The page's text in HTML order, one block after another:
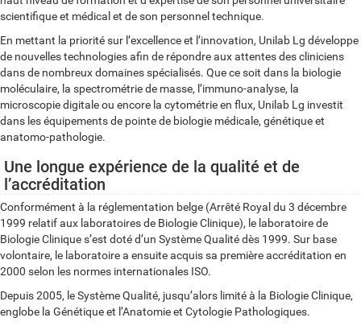
scientifique et médical et de son personnel technique.
En mettant la priorité sur l’excellence et l’innovation, Unilab Lg développe
de nouvelles technologies afin de répondre aux attentes des cliniciens
dans de nombreux domaines spécialisés. Que ce soit dans la biologie
moléculaire, la spectrométrie de masse, l’immuno-analyse, la
microscopie digitale ou encore la cytométrie en flux, Unilab Lg investit
dans les équipements de pointe de biologie médicale, génétique et
anatomo-pathologie.
Une longue expérience de la qualité et de
l’accréditation
Conformément à la réglementation belge (Arrêté Royal du 3 décembre
1999 relatif aux laboratoires de Biologie Clinique), le laboratoire de
Biologie Clinique s’est doté d’un Système Qualité dès 1999. Sur base
volontaire, le laboratoire a ensuite acquis sa première accréditation en
2000 selon les normes internationales ISO.
Depuis 2005, le Système Qualité, jusqu’alors limité à la Biologie Clinique,
englobe la Génétique et l’Anatomie et Cytologie Pathologiques.